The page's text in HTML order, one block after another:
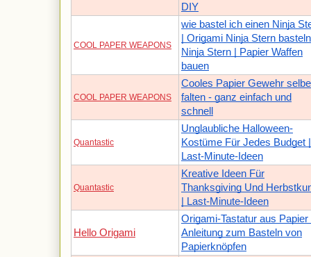
DIY
COOL PAPER WEAPONS
wie bastel ich einen Ninja
| Origami Ninja Stern
Ninja Stern | Papier Waffen
bauen
COOL PAPER WEAPONS
Cooles Papier Gewehr
falten - ganz einfach und
schnell
Quantastic
Unglaubliche Halloween-
Kostüme Für Jedes Budget |
Last-Minute-Ideen
Quantastic
Kreative Ideen Für
Thanksgiving Und
| Last-Minute-Ideen
Hello Origami
Origami-Tastatur aus Papier
Anleitung zum Basteln von
Papierknöpfen